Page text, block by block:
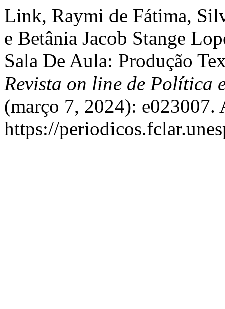
Link, Raymi de Fátima,
e Betânia Jacob Stange
Sala De Aula: Produção
Revista on line de Política
(março 7, 2024): e023007.
https://